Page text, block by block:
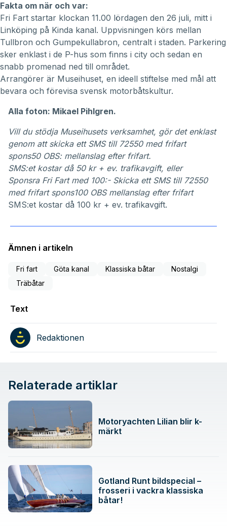
Fakta om när och var:
Fri Fart startar klockan 11.00 lördagen den 26 juli, mitt i
Linköping på Kinda kanal. Uppvisningen körs mellan
Tullbron och Gumpekullabron, centralt i staden. Parkering
sker enklast i de P-hus som finns i city och sedan en
snabb promenad ned till området.
Arrangörer är Museihuset, en ideell stiftelse med mål att
bevara och förevisa svensk motorbåtskultur.
Alla foton: Mikael Pihlgren.
Vill du stödja Museihusets verksamhet, gör det enklast
genom att skicka ett SMS till 72550 med frifart
spons50 OBS: mellanslag efter frifart.
SMS:et kostar då 50 kr + ev. trafikavgift, eller
Sponsra Fri Fart med 100:- Skicka ett SMS till 72550
med frifart spons100 OBS mellanslag efter frifart
SMS:et kostar då 100 kr + ev. trafikavgift.
Ämnen i artikeln
Fri fart Göta kanal Klassiska båtar
Nostalgi
Träbåtar
Text
Redaktionen
Relaterade artiklar
Motoryachten Lilian blir k-
märkt
Gotland Runt bildspecial –
frosseri i vackra klassiska
båtar!